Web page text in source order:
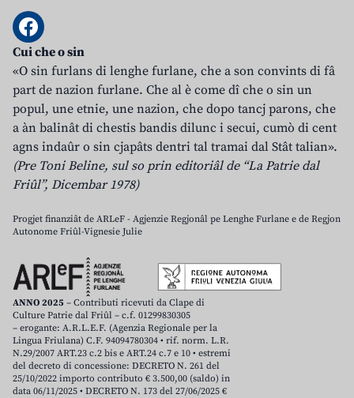
Cui che o sin
«O sin furlans di lenghe furlane, che a son convints di fâ
part de nazion furlane. Che al è come dî che o sin un
popul, une etnie, une nazion, che dopo tancj parons, che
a àn balinât di chestis bandis dilunc i secui, cumò di cent
agns indaûr o sin cjapâts dentri tal tramai dal Stât talian».
(Pre Toni Beline, sul so prin editoriâl de “La Patrie dal
Friûl”, Dicembar 1978)
Progjet finanziât de ARLeF - Agjenzie Regjonâl pe Lenghe Furlane e de Regjon
Autonome Friûl-Vignesie Julie
ANNO 2025 – Contributi ricevuti da Clape di
Culture Patrie dal Friûl – c.f. 01299830305
– erogante: A.R.L.E.F. (Agenzia Regionale per la
Lingua Friulana) C.F. 94094780304 • rif. norm. L.R.
N.29/2007 ART.23 c.2 bis e ART.24 c.7 e 10 • estremi
del decreto di concessione: DECRETO N. 261 del
25/10/2022 importo contributo € 3.500,00 (saldo) in
data 06/11/2025 • DECRETO N. 173 del 27/06/2025 €